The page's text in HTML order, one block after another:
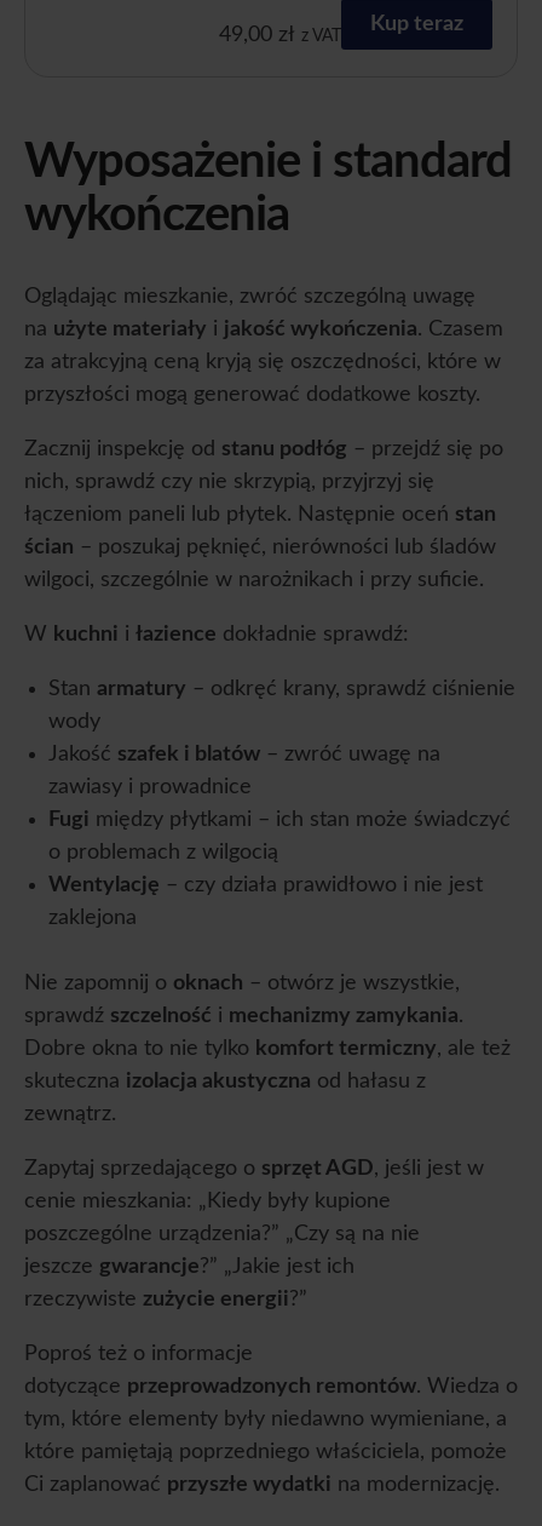
49,00 zł z VAT Kup teraz
Wyposażenie i standard
wykończenia
Oglądając mieszkanie, zwróć szczególną uwagę
na użyte materiały i jakość wykończenia. Czasem
za atrakcyjną ceną kryją się oszczędności, które w
przyszłości mogą generować dodatkowe koszty.
Zacznij inspekcję od stanu podłóg – przejdź się po
nich, sprawdź czy nie skrzypią, przyjrzyj się
łączeniom paneli lub płytek. Następnie oceń stan
ścian – poszukaj pęknięć, nierówności lub śladów
wilgoci, szczególnie w narożnikach i przy suficie.
W kuchni i łazience dokładnie sprawdź:
Stan armatury – odkręć krany, sprawdź ciśnienie
wody
Jakość szafek i blatów – zwróć uwagę na
zawiasy i prowadnice
Fugi między płytkami – ich stan może świadczyć
o problemach z wilgocią
Wentylację – czy działa prawidłowo i nie jest
zaklejona
Nie zapomnij o oknach – otwórz je wszystkie,
sprawdź szczelność i mechanizmy zamykania.
Dobre okna to nie tylko komfort termiczny, ale też
skuteczna izolacja akustyczna od hałasu z
zewnątrz.
Zapytaj sprzedającego o sprzęt AGD, jeśli jest w
cenie mieszkania: „Kiedy były kupione
poszczególne urządzenia?” „Czy są na nie
jeszcze gwarancje?” „Jakie jest ich
rzeczywiste zużycie energii?”
Poproś też o informacje
dotyczące przeprowadzonych remontów. Wiedza o
tym, które elementy były niedawno wymieniane, a
które pamiętają poprzedniego właściciela, pomoże
Ci zaplanować przyszłe wydatki na modernizację.